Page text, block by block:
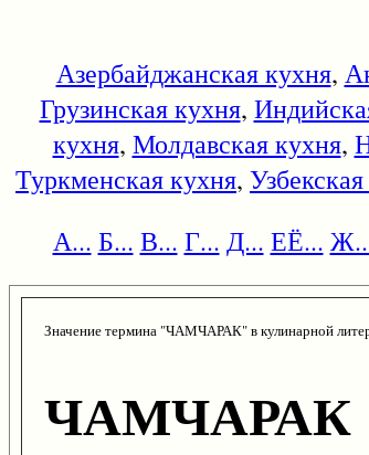
Азербайджанская кухня,
Грузинская кухня,
кухня, Молдавская кухня,
Туркменская кухня,
А... Б... В... Г... Д... ЕЁ...
Значение термина "ЧАМЧАРАК" в кулинарной
ЧАМЧАРАК